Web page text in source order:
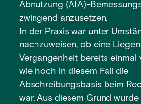
Abnutzung (AfA)-
zwingend anzusetzen.
In der Praxis war unter
nachzuweisen, ob eine
Vergangenheit bereits einmal
wie hoch in diesem Fall die
Abschreibungsbasis beim
war. Aus diesem Grund wurde